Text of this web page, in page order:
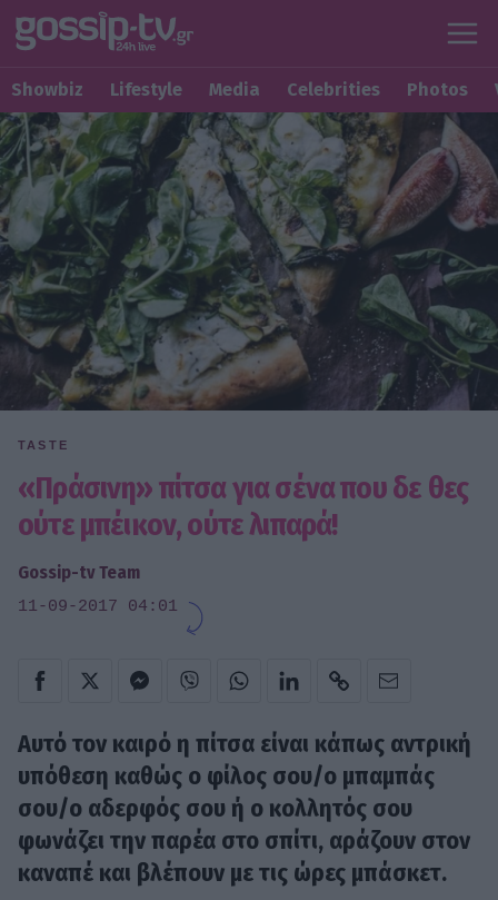
Showbiz Lifestyle Media Celebrities Photos
TASTE
«Πράσινη» πίτσα για σένα που δε θες
ούτε μπέικον, ούτε λιπαρά!
Gossip-tv Team
11-09-2017 04:01
Αυτό τον καιρό η πίτσα είναι κάπως αντρική
υπόθεση καθώς ο φίλος σου/ο μπαμπάς
σου/ο αδερφός σου ή ο κολλητός σου
φωνάζει την παρέα στο σπίτι, αράζουν στον
καναπέ και βλέπουν με τις ώρες μπάσκετ.